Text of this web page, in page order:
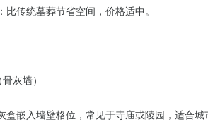
比传统墓葬节省空间，价格适中。
骨灰墙）
盒嵌入墙壁格位，常见于寺庙或陵园，适合